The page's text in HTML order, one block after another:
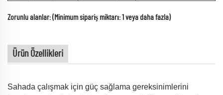
Zorunlu alanlar: (Minimum sipariş miktarı: 1 veya daha fazla)
Ürün Özellikleri
Sahada çalışmak için güç sağlama gereksinimlerini